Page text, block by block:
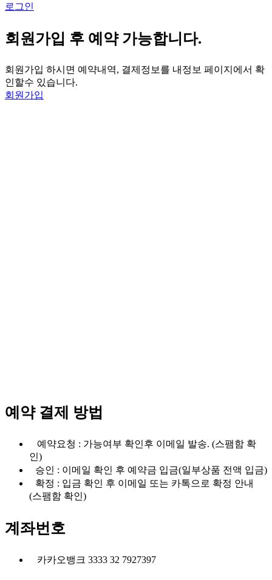
로그인
회원가입 후 예약 가능합니다.
회원가입 하시면 예약내역, 결제정보를 내정보 페이지에서 확
인할수 있습니다.
회원가입
예약 결제 방법
예약요청 : 가능여부 확인후 이메일 발송. (스팸함 확
인)
승인 : 이메일 확인 후 예약금 입금(일부상품 전액 입금)
확정 : 입금 확인 후 이메일 또는 카톡으로 확정 안내
(스팸함 확인)
계좌번호
카카오뱅크 3333 32 7927397